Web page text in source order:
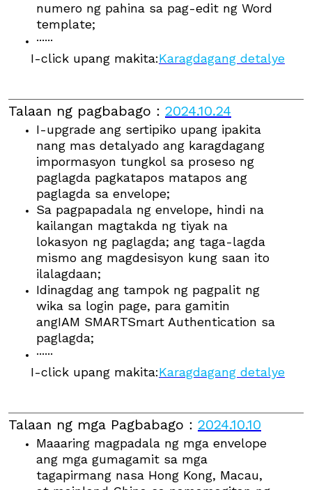
numero ng pahina sa pag-edit ng Word
template;
······
I-click upang makita:Karagdagang detalye
Talaan ng pagbabago ： 2024.10.24
I-upgrade ang sertipiko upang ipakita
nang mas detalyado ang karagdagang
impormasyon tungkol sa proseso ng
paglagda pagkatapos matapos ang
paglagda sa envelope;
Sa pagpapadala ng envelope, hindi na
kailangan magtakda ng tiyak na
lokasyon ng paglagda; ang taga-lagda
mismo ang magdesisyon kung saan ito
ilalagdaan;
Idinagdag ang tampok ng pagpalit ng
wika sa login page, para gamitin
angIAM SMARTSmart Authentication sa
paglagda;
······
I-click upang makita:Karagdagang detalye
Talaan ng mga Pagbabago ： 2024.10.10
Maaaring magpadala ng mga envelope
ang mga gumagamit sa mga
tagapirmang nasa Hong Kong, Macau,